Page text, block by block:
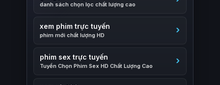
danh sách chọn lọc chất lượng cao
xem phim trực tuyến
phim mới chất lượng HD
phim sex trực tuyến
Tuyển Chọn Phim Sex HD Chất Lượng Cao